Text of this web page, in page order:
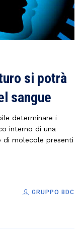
si potrà
sangue
determinare i
interno di una
di molecole presenti
GRUPPO BDC